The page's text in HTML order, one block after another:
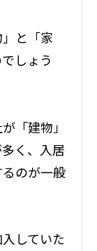
と「家
しょう
「建物」
く、入居
のが一般
していた